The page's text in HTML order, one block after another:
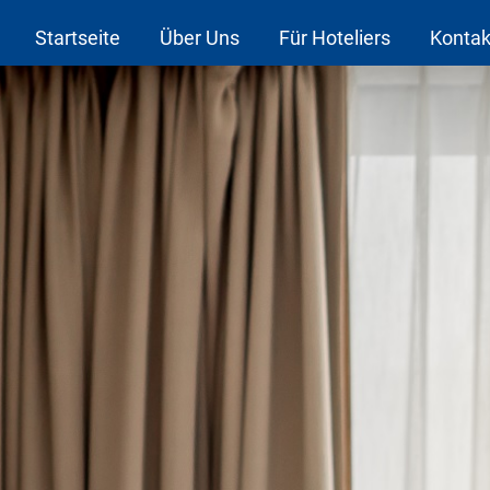
Startseite Über Uns Für Hoteliers